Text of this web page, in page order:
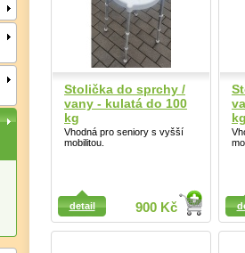
Stolička do sprchy /
vany - kulatá do 100
kg
Vhodná pro seniory s vyšší
mobilitou.
900 Kč
detail
Detail